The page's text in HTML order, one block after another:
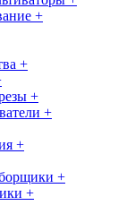
+
+
+
+
+
+
+